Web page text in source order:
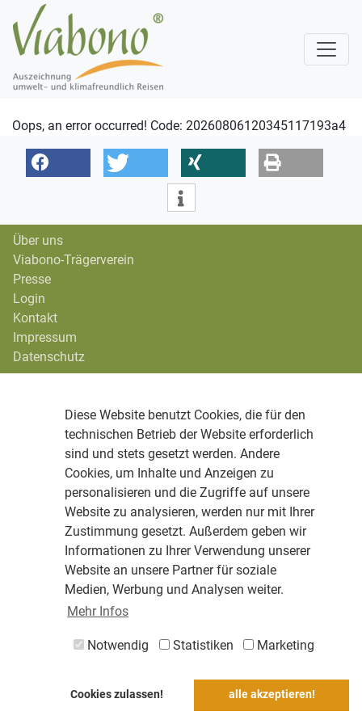
Diese Website benutzt Cookies, die für den
technischen Betrieb der Website erforderlich
sind und stets gesetzt werden. Andere
Cookies, um Inhalte und Anzeigen zu
personalisieren und die Zugriffe auf unsere
Website zu analysieren, werden nur mit Ihrer
Zustimmung gesetzt. Außerdem geben wir
Informationen zu Ihrer Verwendung unserer
Website an unsere Partner für soziale
Medien, Werbung und Analysen weiter.
Mehr Infos
Notwendig Statistiken Marketing
Cookies zulassen! alle akzeptieren!
Oops, an error occurred! Code: 20260806120345117193a4
Über uns
Viabono-Trägerverein
Presse
Login
Kontakt
Impressum
Datenschutz